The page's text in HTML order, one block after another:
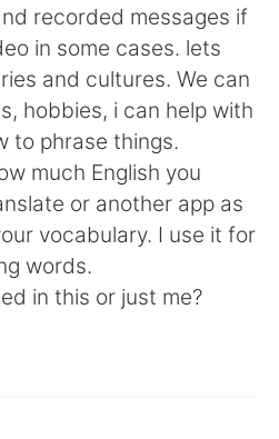
recorded messages if
in some cases. lets
and cultures. We can
hobbies, i can help with
to phrase things.
much English you
or another app as
vocabulary. I use it for
words.
in this or just me?